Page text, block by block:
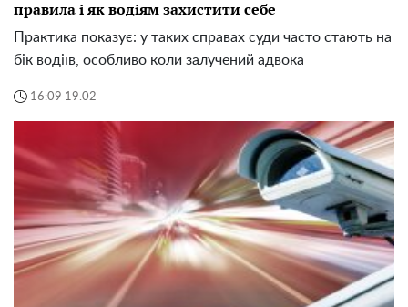
правила і як водіям захистити себе
Практика показує: у таких справах суди часто стають на
бік водіїв, особливо коли залучений адвока
16:09 19.02